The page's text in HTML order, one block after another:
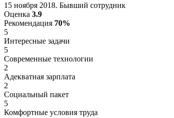
15 ноября 2018. Бывший сотрудник
Оценка 3.9
Рекомендация 70%
5
Интересные задачи
5
Современные технологии
2
Адекватная зарплата
2
Социальный пакет
5
Комфортные условия труда